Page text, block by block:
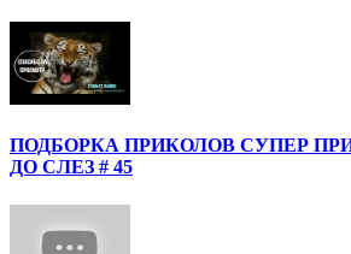
ПОДБОРКА ПРИКОЛОВ СУПЕР
ДО СЛЕЗ # 45